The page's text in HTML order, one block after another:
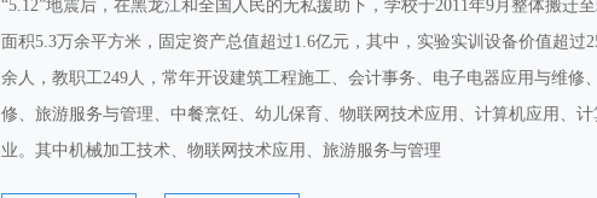
“5.12”地震后，在黑龙江和全国人民的无私援助下，学校于2011年9月整体搬迁
面积5.3万余平方米，固定资产总值超过1.6亿元，其中，实验实训设备价值超过
余人，教职工249人，常年开设建筑工程施工、会计事务、电子电器应用与维修
修、旅游服务与管理、中餐烹饪、幼儿保育、物联网技术应用、计算机应用、
业。其中机械加工技术、物联网技术应用、旅游服务与管理